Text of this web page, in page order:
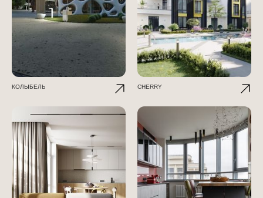
КОЛЫБЕЛЬ CHERRY